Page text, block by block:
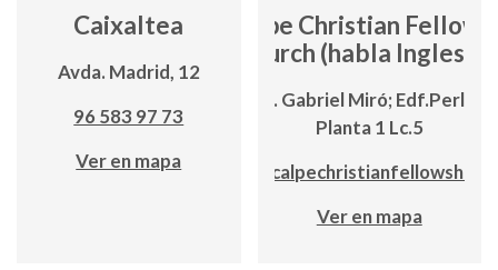
Caixaltea
Avda. Madrid, 12
96 583 97 73
Ver en mapa
Calpe Christian
Church (habla Inglesa)
Avda. Gabriel Miró;
Planta 1 Lc.5
Ver en mapa